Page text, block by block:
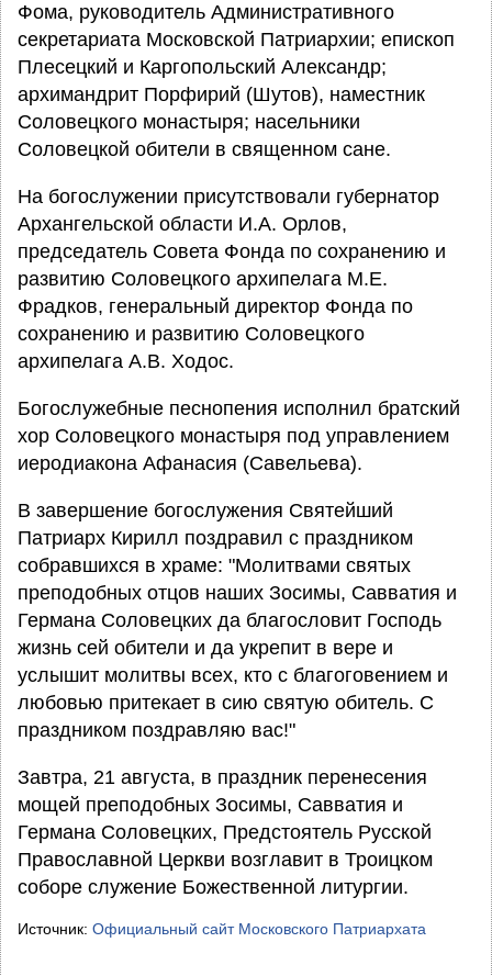
Фома, руководитель Административного
секретариата Московской Патриархии; епископ
Плесецкий и Каргопольский Александр;
архимандрит Порфирий (Шутов), наместник
Соловецкого монастыря; насельники
Соловецкой обители в священном сане.
На богослужении присутствовали губернатор
Архангельской области И.А. Орлов,
председатель Совета Фонда по сохранению и
развитию Соловецкого архипелага М.Е.
Фрадков, генеральный директор Фонда по
сохранению и развитию Соловецкого
архипелага А.В. Ходос.
Богослужебные песнопения исполнил братский
хор Соловецкого монастыря под управлением
иеродиакона Афанасия (Савельева).
В завершение богослужения Святейший
Патриарх Кирилл поздравил с праздником
собравшихся в храме: "Молитвами святых
преподобных отцов наших Зосимы, Савватия и
Германа Соловецких да благословит Господь
жизнь сей обители и да укрепит в вере и
услышит молитвы всех, кто с благоговением и
любовью притекает в сию святую обитель. С
праздником поздравляю вас!"
Завтра, 21 августа, в праздник перенесения
мощей преподобных Зосимы, Савватия и
Германа Соловецких, Предстоятель Русской
Православной Церкви возглавит в Троицком
соборе служение Божественной литургии.
Источник: Официальный сайт Московского Патриархата